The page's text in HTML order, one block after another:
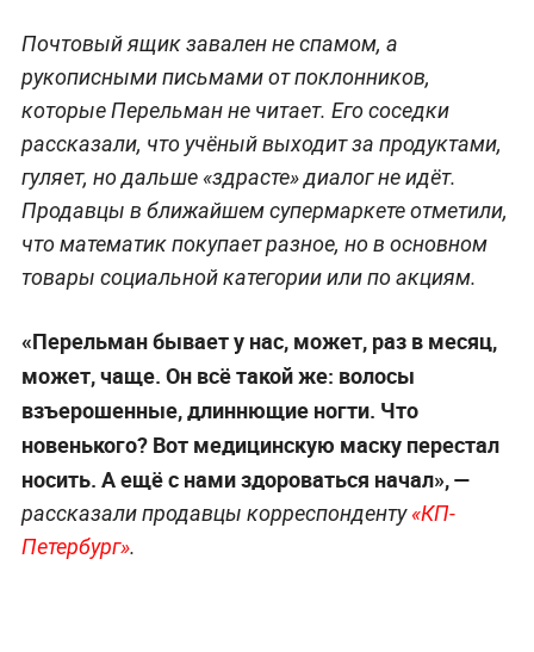
Почтовый ящик завален не спамом, а
рукописными письмами от поклонников,
которые Перельман не читает. Его соседки
рассказали, что учёный выходит за продуктами,
гуляет, но дальше «здрасте» диалог не идёт.
Продавцы в ближайшем супермаркете отметили,
что математик покупает разное, но в основном
товары социальной категории или по акциям.
«Перельман бывает у нас, может, раз в месяц,
может, чаще. Он всё такой же: волосы
взъерошенные, длиннющие ногти. Что
новенького? Вот медицинскую маску перестал
носить. А ещё с нами здороваться начал», —
рассказали продавцы корреспонденту«КП-
Петербург».